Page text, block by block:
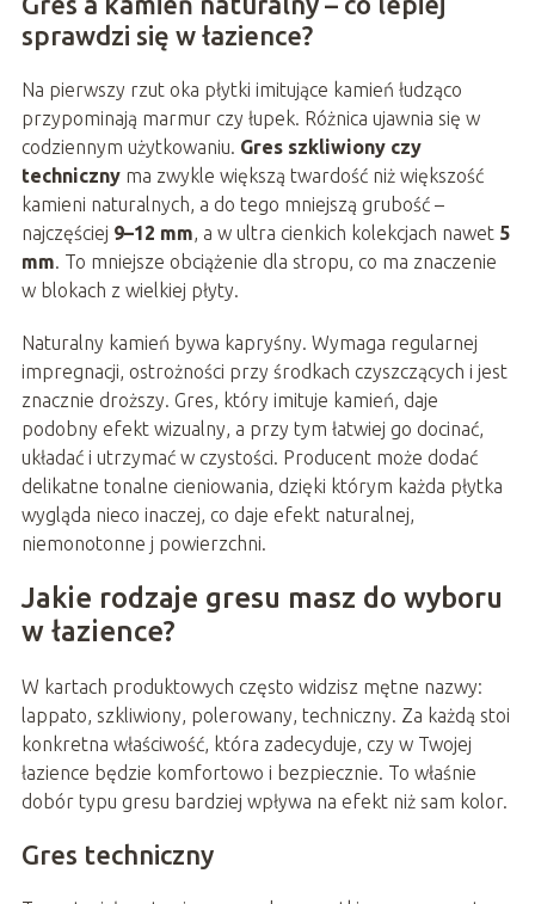
sprawdzi się w łazience?
Na pierwszy rzut oka płytki imitujące kamień łudząco
przypominają marmur czy łupek. Różnica ujawnia się w
codziennym użytkowaniu. Gres szkliwiony czy
technicznyma zwykle większą twardość niż większość
kamieni naturalnych, a do tego mniejszą grubość –
najczęściej 9–12 mm, a w ultra cienkich kolekcjach nawet 5
mm. To mniejsze obciążenie dla stropu, co ma znaczenie
w blokach z wielkiej płyty.
Naturalny kamień bywa kapryśny. Wymaga regularnej
impregnacji, ostrożności przy środkach czyszczących i jest
znacznie droższy. Gres, który imituje kamień, daje
podobny efekt wizualny, a przy tym łatwiej go docinać,
układać i utrzymać w czystości. Producent może dodać
delikatne tonalne cieniowania, dzięki którym każda płytka
wygląda nieco inaczej, co daje efekt naturalnej,
niemonotonne j powierzchni.
Jakie rodzaje gresu masz do wyboru
w łazience?
W kartach produktowych często widzisz mętne nazwy:
lappato, szkliwiony, polerowany, techniczny. Za każdą stoi
konkretna właściwość, która zadecyduje, czy w Twojej
łazience będzie komfortowo i bezpiecznie. To właśnie
dobór typu gresu bardziej wpływa na efekt niż sam kolor.
Gres techniczny